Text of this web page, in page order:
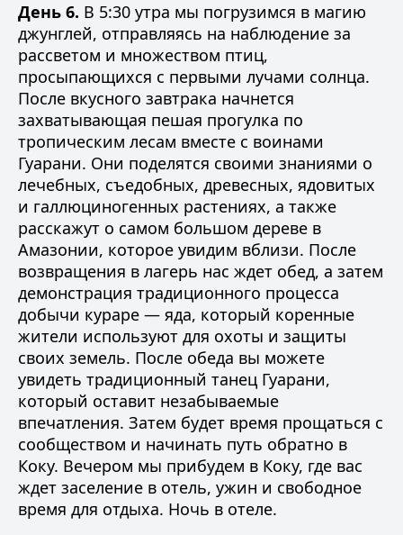
День 6. В 5:30 утра мы погрузимся в магию
джунглей, отправляясь на наблюдение за
рассветом и множеством птиц,
просыпающихся с первыми лучами солнца.
После вкусного завтрака начнется
захватывающая пешая прогулка по
тропическим лесам вместе с воинами
Гуарани. Они поделятся своими знаниями о
лечебных, съедобных, древесных, ядовитых
и галлюциногенных растениях, а также
расскажут о самом большом дереве в
Амазонии, которое увидим вблизи. После
возвращения в лагерь нас ждет обед, а затем
демонстрация традиционного процесса
добычи кураре — яда, который коренные
жители используют для охоты и защиты
своих земель. После обеда вы можете
увидеть традиционный танец Гуарани,
который оставит незабываемые
впечатления. Затем будет время прощаться с
сообществом и начинать путь обратно в
Коку. Вечером мы прибудем в Коку, где вас
ждет заселение в отель, ужин и свободное
время для отдыха. Ночь в отеле.